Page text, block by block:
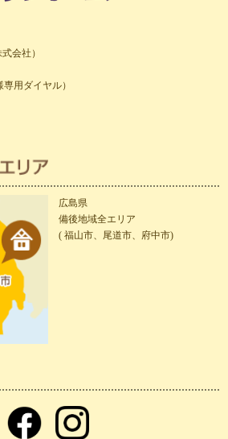
会社）
用ダイヤル）
広島県
備後地域全エリア
( 福山市、尾道市、府中市)